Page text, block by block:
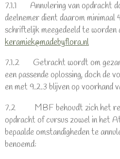
7.1.1 Annulering van opdracht
deelnemer dient daarom
schriftelijk meegedeeld te
keramiek@madebyflora.nl
7.1.2 Getracht wordt om
een passende oplossing, doch de
en met 9.2.3 blijven op voorhand
7.2 MBF behoudt zich het
opdracht of cursus zowel in het
bepaalde omstandigheden te
benoemd: